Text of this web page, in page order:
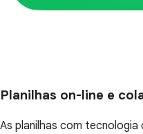
Planilhas on-line e
As planilhas com tecnologia